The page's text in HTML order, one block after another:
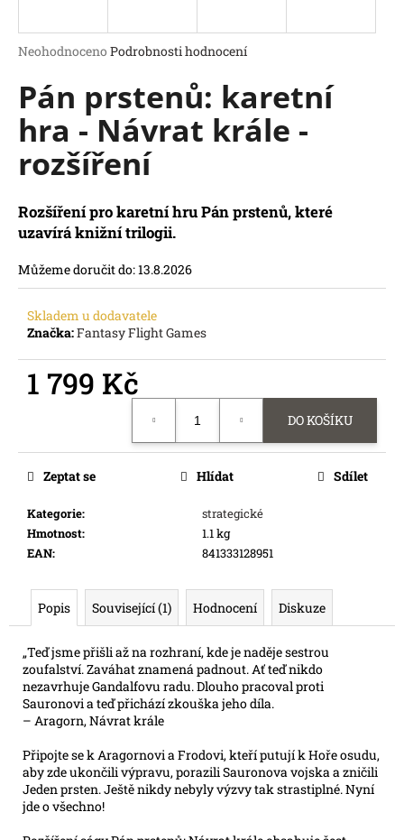
Průměrné
produktu
je
0,0
hvězdiček.
Neohodnoceno Podrobnosti hodnocení
Pán prstenů: karetní
hra - Návrat krále -
rozšíření
Rozšíření pro karetní hru Pán prstenů, které
uzavírá knižní trilogii.
Můžeme doručit do:13.8.2026
Skladem u dodavatele
Značka:Fantasy Flight Games
1 799 Kč
DO KOŠÍKU
Kategorie:
strategické
Hmotnost:
1.1 kg
EAN: 841333128951
Zeptat se Hlídat Sdílet
Popis Související (1) Hodnocení Diskuze
„Teď jsme přišli až na rozhraní, kde je naděje sestrou
zoufalství. Zaváhat znamená padnout. Ať teď nikdo
nezavrhuje Gandalfovu radu. Dlouho pracoval proti
Sauronovi a teď přichází zkouška jeho díla.
– Aragorn, Návrat krále
Připojte se k Aragornovi a Frodovi, kteří putují k Hoře osudu,
aby zde ukončili výpravu, porazili Sauronova vojska a zničili
Jeden prsten. Ještě nikdy nebyly výzvy tak strastiplné. Nyní
jde o všechno!
j
t
?
HLEDAT
D
p
u
č
u
e
SWU
08:
ASHES
OF
EMPIRE
BOOSTER
Kč